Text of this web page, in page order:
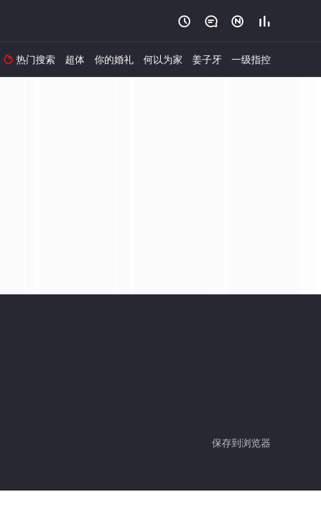
   
 热门搜索 超体 你的婚礼 何以为家 姜子牙 一级指控
保存到浏览器